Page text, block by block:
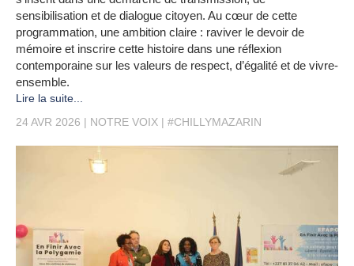
sensibilisation et de dialogue citoyen. Au cœur de cette
programmation, une ambition claire : raviver le devoir de
mémoire et inscrire cette histoire dans une réflexion
contemporaine sur les valeurs de respect, d’égalité et de vivre-
ensemble.
Lire la suite...
24 AVR 2026
NOTRE VOIX #CHILLYMAZARIN